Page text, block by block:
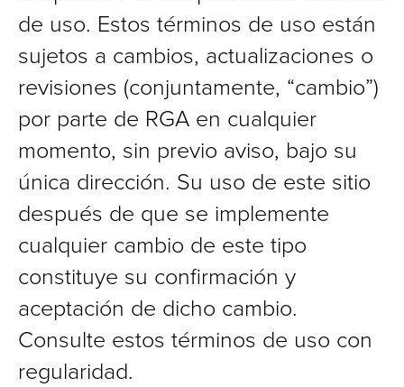
de uso. Estos términos de uso están
sujetos a cambios, actualizaciones o
revisiones (conjuntamente, “cambio”)
por parte de RGA en cualquier
momento, sin previo aviso, bajo su
única dirección. Su uso de este sitio
después de que se implemente
cualquier cambio de este tipo
constituye su confirmación y
aceptación de dicho cambio.
Consulte estos términos de uso con
regularidad.